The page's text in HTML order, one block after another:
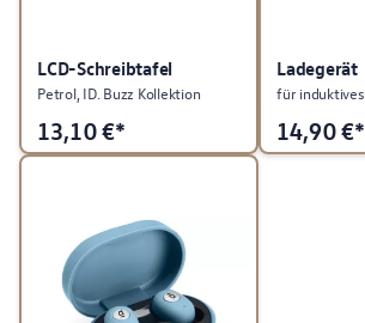
LCD-Schreibtafel
Petrol, ID. Buzz Kollektion
13,10€*
Ladegerät
14,90€*